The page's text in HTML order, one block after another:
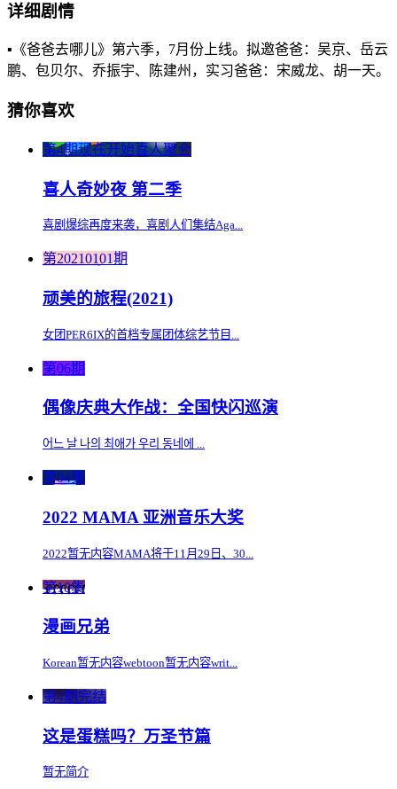
详细剧情
▪️《爸爸去哪儿》第六季，7月份上线。拟邀爸爸：吴京、岳云
鹏、包贝尔、乔振宇、陈建州，实习爸爸：宋威龙、胡一天。
猜你喜欢
第4期现在开始喜人聚会
喜人奇妙夜 第二季
喜剧爆综再度来袭，喜剧人们集结Aga...
第20210101期
顽美的旅程(2021)
女团PER6IX的首档专属团体综艺节目...
第06期
偶像庆典大作战：全国快闪巡演
어느 날 나의 최애가 우리 동네에 ...
第04集
2022 MAMA 亚洲音乐大奖
2022暂无内容MAMA将于11月29日、30...
第10集
漫画兄弟
Korean暂无内容webtoon暂无内容writ...
第4期完结
这是蛋糕吗？万圣节篇
暂无简介